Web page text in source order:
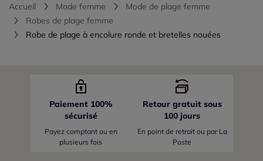
Accueil Mode femme
Mode de plage femme
Robes de plage femme
Robe de plage à encolure ronde et bretelles nouées
Paiement 100%
sécurisé
Payez comptant ou en
plusieurs fois
Retour gratuit sous
100 jours
En point de retrait ou par La
Poste